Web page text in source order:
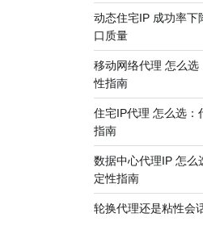
动态住宅IP 成功率下
口质量
移动网络代理 怎么选
性指南
住宅IP代理 怎么选：
指南
数据中心代理IP 怎么
定性指南
轮换代理还是粘性会